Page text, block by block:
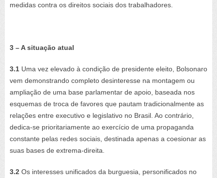
medidas contra os direitos sociais dos trabalhadores.
3 – A situação atual
3.1 Uma vez elevado à condição de presidente eleito, Bolsonaro
vem demonstrando completo desinteresse na montagem ou
ampliação de uma base parlamentar de apoio, baseada nos
esquemas de troca de favores que pautam tradicionalmente as
relações entre executivo e legislativo no Brasil. Ao contrário,
dedica-se prioritariamente ao exercício de uma propaganda
constante pelas redes sociais, destinada apenas a coesionar as
suas bases de extrema-direita.
3.2 Os interesses unificados da burguesia, personificados no